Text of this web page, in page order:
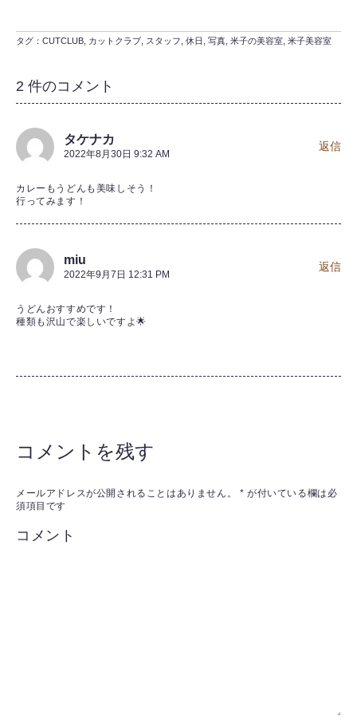
タグ： CUTCLUB カットクラブ スタッフ 休日 写真 米子の美容室 米子美容室
2 件のコメント
タケナカ
2022年8月30日 9:32 AM
カレーもうどんも美味しそう！
行ってみます！
返信
miu
2022年9月7日 12:31 PM
うどんおすすめです！
種類も沢山で楽しいですよ🌟
返信
コメントを残す
メールアドレスが公開されることはありません。 * が付いている欄は必
須項目です
コメント